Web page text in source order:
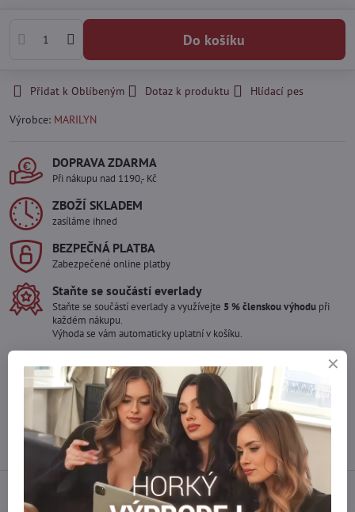
Do košíku
Přidat k Oblíbeným Dotaz k produktu
Hlídací pes
Výrobce: MARILYN
DOPRAVA ZDARMA
Při nákupu nad 1190,- Kč
ZBOŽÍ SKLADEM
zasíláme ihned
BEZPEČNÁ PLATBA
Zabezpečené online platby
Staňte se součástí everlady
Staňte se součástí everlady a využívejte 5 % členskou výhodu při
každém nákupu.
Výhoda se vám automaticky uplatní v košíku.
Máte zájem o více kusů ?
Kontaktujte nás na mail, zboží pro Vás doskladníme!
info​@everlady​.eu